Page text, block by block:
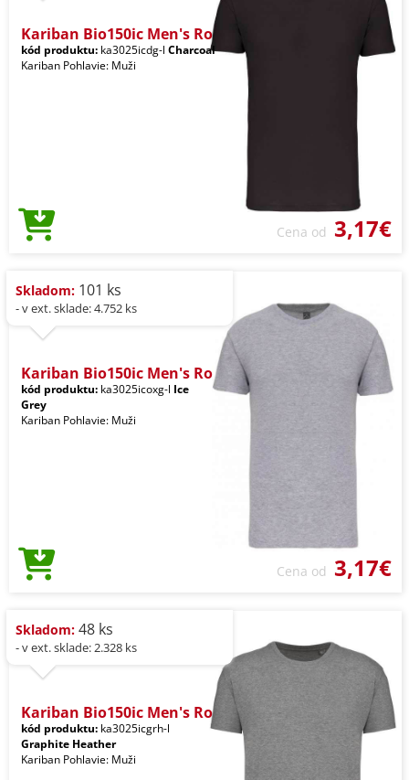
Kariban Bio150ic Men's Ro
kód produktu: ka3025icdg-l Charcoal
Kariban Pohlavie: Muži
Cena od 3,17€
Skladom: 101 ks
- v ext. sklade: 4.752 ks
Kariban Bio150ic Men's Ro
kód produktu: ka3025icoxg-l Ice
Grey
Kariban Pohlavie: Muži
Cena od 3,17€
Skladom: 48 ks
- v ext. sklade: 2.328 ks
Kariban Bio150ic Men's Ro
kód produktu: ka3025icgrh-l
Graphite Heather
Kariban Pohlavie: Muži